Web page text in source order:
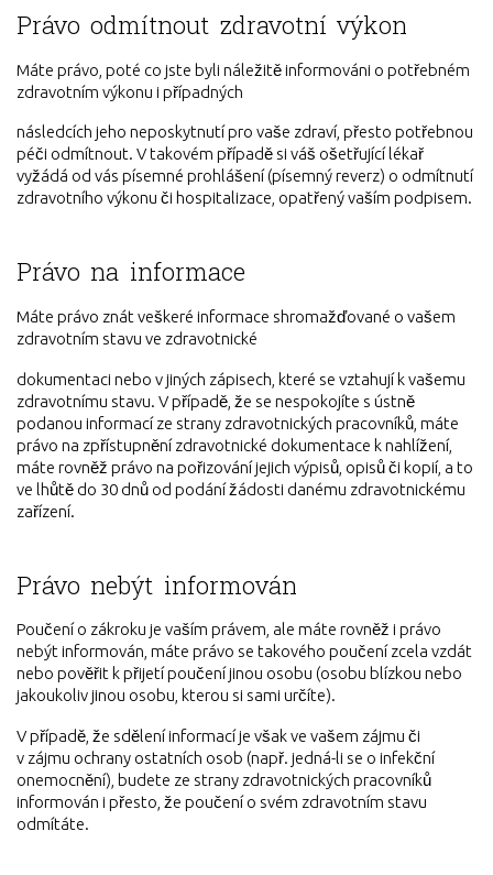
Právo odmítnout zdravotní výkon
Máte právo, poté co jste byli náležitě informováni o potřebném
zdravotním výkonu i případných
následcích jeho neposkytnutí pro vaše zdraví, přesto potřebnou
péči odmítnout. V takovém případě si váš ošetřující lékař
vyžádá od vás písemné prohlášení (písemný reverz) o odmítnutí
zdravotního výkonu či hospitalizace, opatřený vaším podpisem.
Právo na informace
Máte právo znát veškeré informace shromažďované o vašem
zdravotním stavu ve zdravotnické
dokumentaci nebo v jiných zápisech, které se vztahují k vašemu
zdravotnímu stavu. V případě, že se nespokojíte s ústně
podanou informací ze strany zdravotnických pracovníků, máte
právo na zpřístupnění zdravotnické dokumentace k nahlížení,
máte rovněž právo na pořizování jejich výpisů, opisů či kopií, a to
ve lhůtě do 30 dnů od podání žádosti danému zdravotnickému
zařízení.
Právo nebýt informován
Poučení o zákroku je vaším právem, ale máte rovněž i právo
nebýt informován, máte právo se takového poučení zcela vzdát
nebo pověřit k přijetí poučení jinou osobu (osobu blízkou nebo
jakoukoliv jinou osobu, kterou si sami určíte).
V případě, že sdělení informací je však ve vašem zájmu či
v zájmu ochrany ostatních osob (např. jedná-li se o infekční
onemocnění), budete ze strany zdravotnických pracovníků
informován i přesto, že poučení o svém zdravotním stavu
odmítáte.